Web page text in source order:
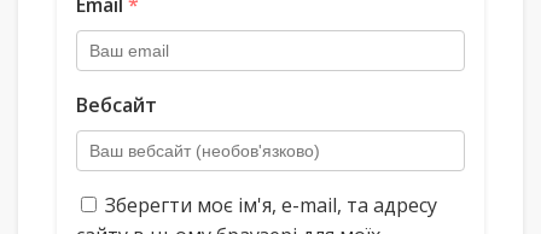
Вебсайт
Зберегти моє ім'я, e-mail, та адресу